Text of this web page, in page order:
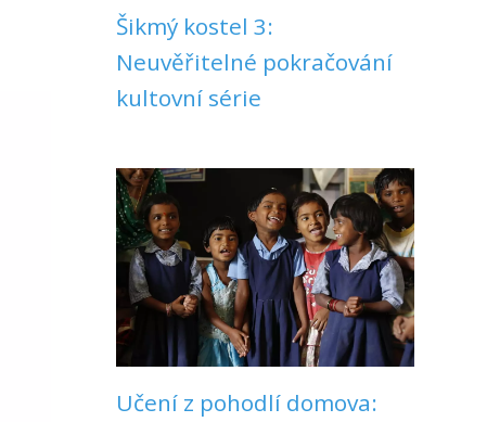
Šikmý kostel 3:
Neuvěřitelné pokračování
kultovní série
Učení z pohodlí domova: